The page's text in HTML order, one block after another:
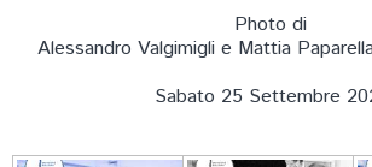
NEWS
PALESTRE
TECNICI
Photo di
Alessandro Valgimigli e Mattia
Sabato 25 Settembre